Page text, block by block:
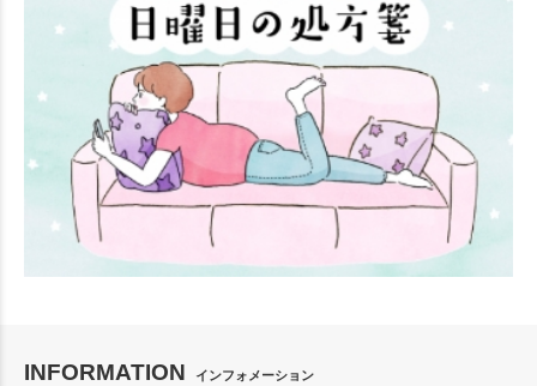
INFORMATION インフォメーション